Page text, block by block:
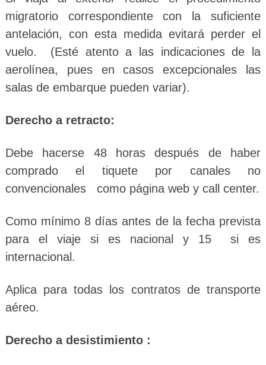
migratorio correspondiente con la suficiente
antelación, con esta medida evitará perder el
vuelo. (Esté atento a las indicaciones de la
aerolínea, pues en casos excepcionales las
salas de embarque pueden variar).
Derecho a retracto:
Debe hacerse 48 horas después de haber
comprado el tiquete por canales no
convencionales como página web y call center.
Como mínimo 8 días antes de la fecha prevista
para el viaje si es nacional y 15 si es
internacional.
Aplica para todas los contratos de transporte
aéreo.
Derecho a desistimiento :